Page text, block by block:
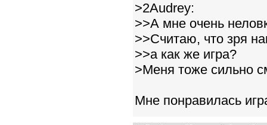
>2Audrey:
>>А мне очень
>>Считаю, что зря
>>а как же игра?
>Меня тоже сильно
Мне понравилась